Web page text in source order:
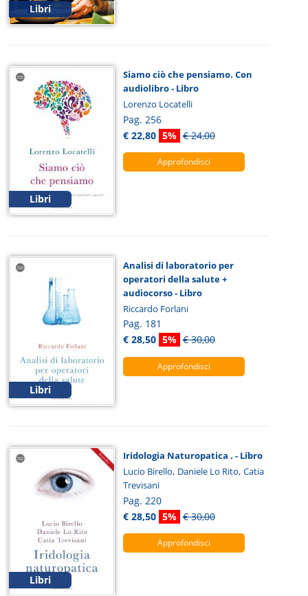
Libri
Libri
Siamo ciò che pensiamo. Con
audiolibro - Libro
Lorenzo Locatelli
Pag. 256
€ 22,80 5% € 24,00
Approfondisci
Libri
Analisi di laboratorio per
operatori della salute +
audiocorso - Libro
Riccardo Forlani
Pag. 181
€ 28,50 5% € 30,00
Approfondisci
Libri
Iridologia Naturopatica . - Libro
Lucio Birello, Daniele Lo Rito, Catia
Trevisani
Pag. 220
€ 28,50 5% € 30,00
Approfondisci